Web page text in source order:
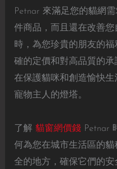
Petnar 來滿足您的貓網
件商品，而且還在改善
時，為您珍貴的朋友的
確的定價和對高品質的
在保護貓咪和創造愉快
寵物主人的燈塔。
了解 貓窗網價錢Petnar
何為您在城市生活區的
全的地方，確保它們的